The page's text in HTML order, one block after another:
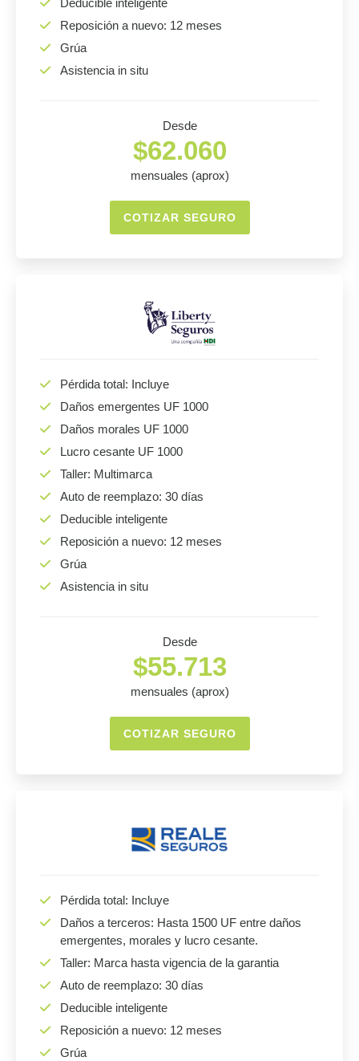
Deducible inteligente
Reposición a nuevo: 12 meses
Grúa
Asistencia in situ
Desde
$62.060
mensuales (aprox)
COTIZAR SEGURO
Pérdida total: Incluye
Daños emergentes UF 1000
Daños morales UF 1000
Lucro cesante UF 1000
Taller: Multimarca
Auto de reemplazo: 30 días
Deducible inteligente
Reposición a nuevo: 12 meses
Grúa
Asistencia in situ
Desde
$55.713
mensuales (aprox)
COTIZAR SEGURO
Pérdida total: Incluye
Daños a terceros: Hasta 1500 UF entre daños
emergentes, morales y lucro cesante.
Taller: Marca hasta vigencia de la garantia
Auto de reemplazo: 30 días
Deducible inteligente
Reposición a nuevo: 12 meses
Grúa